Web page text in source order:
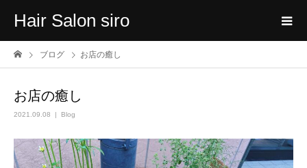
Hair Salon siro
ブログ お店の癒し
お店の癒し
2021.09.08 Blog